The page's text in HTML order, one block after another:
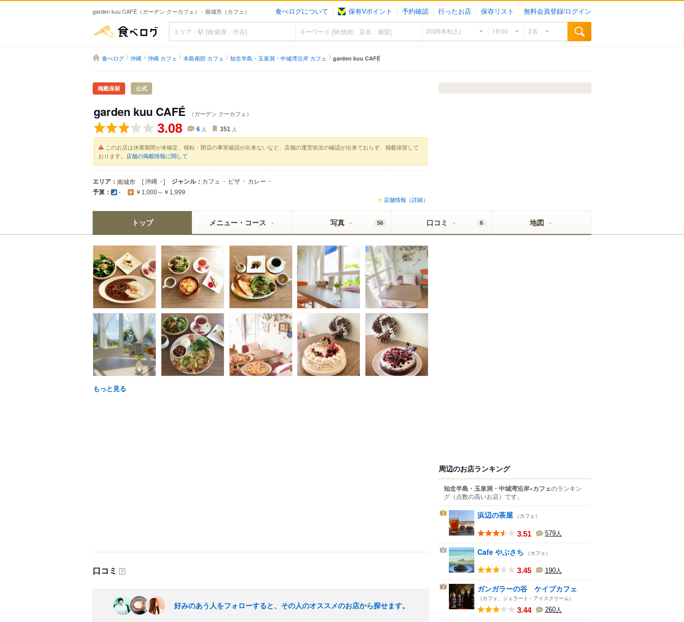
garden kuu CAFÉ（ガーデン クーカフェ） - 南城市（カフェ） 食べログについて 保有Vポイント 予約確認 行ったお店 保存リスト 無料会員登録/ログイン
食べログ
食べログ 沖縄 沖縄 カフェ 本島南部 カフェ 知念半島・玉泉洞・中城湾沿岸 カフェ garden kuu CAFÉ
掲載保留 公式
garden kuu CAFÉ （ガーデン クーカフェ）
3.08 6 人 351 人
このお店は休業期間が未確定、移転・閉店の事実確認が出来ないなど、店舗の運営状況の確認が出来ておらず、掲載保留して
おります。 店舗の掲載情報に関して
エリア： 南城市 [沖縄 ] ジャンル： カフェ ピザ カレー
予算： - ￥1,000～￥1,999
店舗情報（詳細）
トップ メニュー・コース 写真 56 口コミ 6 地図
もっと見る
口コミ ？
好みのあう人をフォローすると、その人のオススメのお店から探せます。
周辺のお店ランキング
知念半島・玉泉洞・中城湾沿岸×カフェのランキン
グ （点数の高いお店） です。
1 浜辺の茶屋 （カフェ）
3.51 579人
2 Cafe やぶさち （カフェ）
3.45 190人
3 ガンガラーの谷 ケイブカフェ
（カフェ、ジェラート・アイスクリーム）
3.44 260人